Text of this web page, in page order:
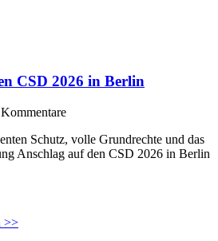
CSD 2026 in Berlin
Schutz, volle Grundrechte und das
Anschlag auf den CSD 2026 in Berlin
>>